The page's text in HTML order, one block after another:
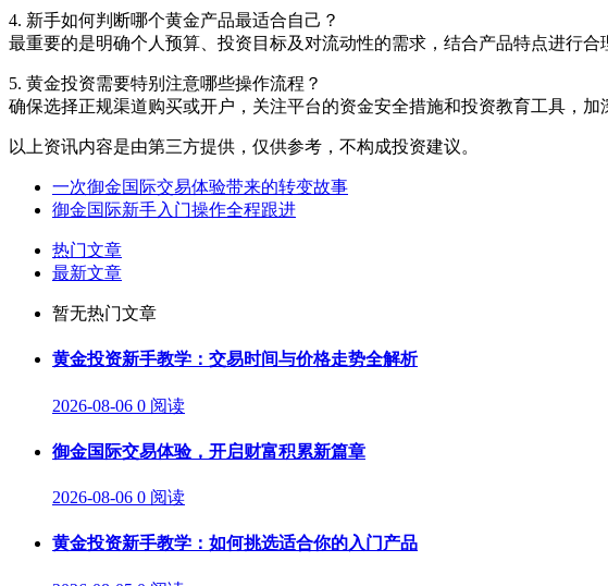
4. 新手如何判断哪个黄金产品最适合自己？
最重要的是明确个人预算、投资目标及对流动性的需求，结合产品特点进行合
5. 黄金投资需要特别注意哪些操作流程？
确保选择正规渠道购买或开户，关注平台的资金安全措施和投资教育工具，加
以上资讯内容是由第三方提供，仅供参考，不构成投资建议。
一次御金国际交易体验带来的转变故事
御金国际新手入门操作全程跟进
热门文章
最新文章
暂无热门文章
黄金投资新手教学：交易时间与价格走势全解析
2026-08-06 0 阅读
御金国际交易体验，开启财富积累新篇章
2026-08-06 0 阅读
黄金投资新手教学：如何挑选适合你的入门产品